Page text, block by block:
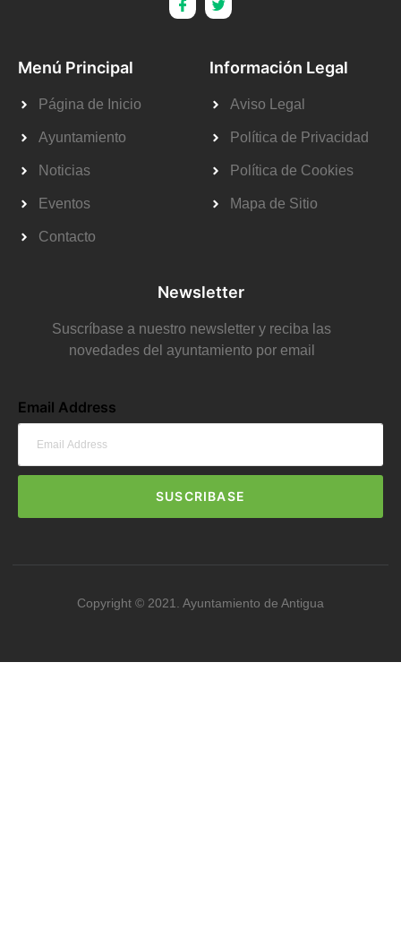
Menú Principal
Página de Inicio
Ayuntamiento
Noticias
Eventos
Contacto
Información Legal
Aviso Legal
Política de Privacidad
Política de Cookies
Mapa de Sitio
Newsletter
Suscríbase a nuestro newsletter y reciba las
novedades del ayuntamiento por email
Email Address
SUSCRIBASE
Copyright © 2021. Ayuntamiento de Antigua